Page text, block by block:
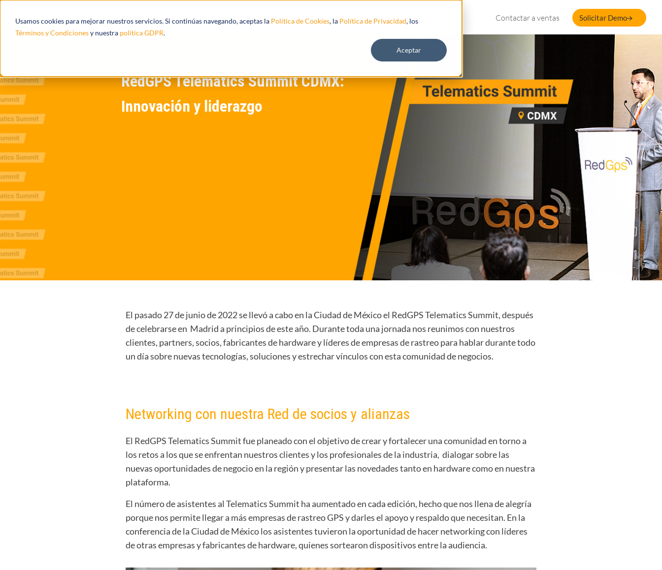
Usamos cookies para mejorar nuestros servicios. Si continúas navegando, aceptas la Política de Cookies, la Política de Privacidad, los
Términos y Condicionesy nuestra politica GDPR.
Aceptar
Productos Ecosistema Integraciones Recursos Contactar a ventas Solicitar Demo
RedGPS Telematics Summit CDMX:
Innovación y liderazgo
El pasado 27 de junio de 2022 se llevó a cabo en la Ciudad de México el RedGPS Telematics Summit, después
de celebrarse en Madrid a principios de este año. Durante toda una jornada nos reunimos con nuestros
clientes, partners, socios, fabricantes de hardware y líderes de empresas de rastreo para hablar durante todo
un día sobre nuevas tecnologías, soluciones y estrechar vínculos con esta comunidad de negocios.
Networking con nuestra Red de socios y alianzas
El RedGPS Telematics Summit fue planeado con el objetivo de crear y fortalecer una comunidad en torno a
los retos a los que se enfrentan nuestros clientes y los profesionales de la industria, dialogar sobre las
nuevas oportunidades de negocio en la región y presentar las novedades tanto en hardware como en nuestra
plataforma.
El número de asistentes al Telematics Summit ha aumentado en cada edición, hecho que nos llena de alegría
porque nos permite llegar a más empresas de rastreo GPS y darles el apoyo y respaldo que necesitan. En la
conferencia de la Ciudad de México los asistentes tuvieron la oportunidad de hacer networking con líderes
de otras empresas y fabricantes de hardware, quienes sortearon dispositivos entre la audiencia.